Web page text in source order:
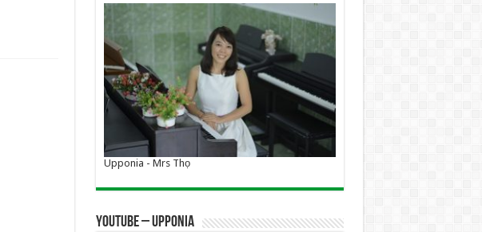
Upponia - Mrs Thọ
YOUTUBE – UPPONIA